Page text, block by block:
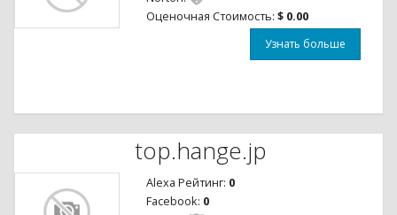
Оценочная Стоимость: $ 0.00
Узнать больше
top.hange.jp
Alexa Рейтинг: 0
Facebook: 0